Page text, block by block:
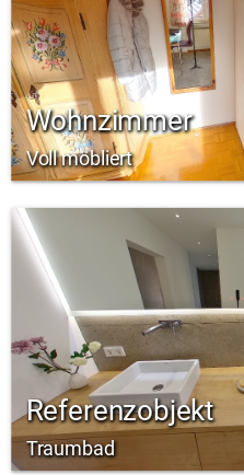
Wohnzimmer
Voll möbliert
Referenzobjekt
Traumbad